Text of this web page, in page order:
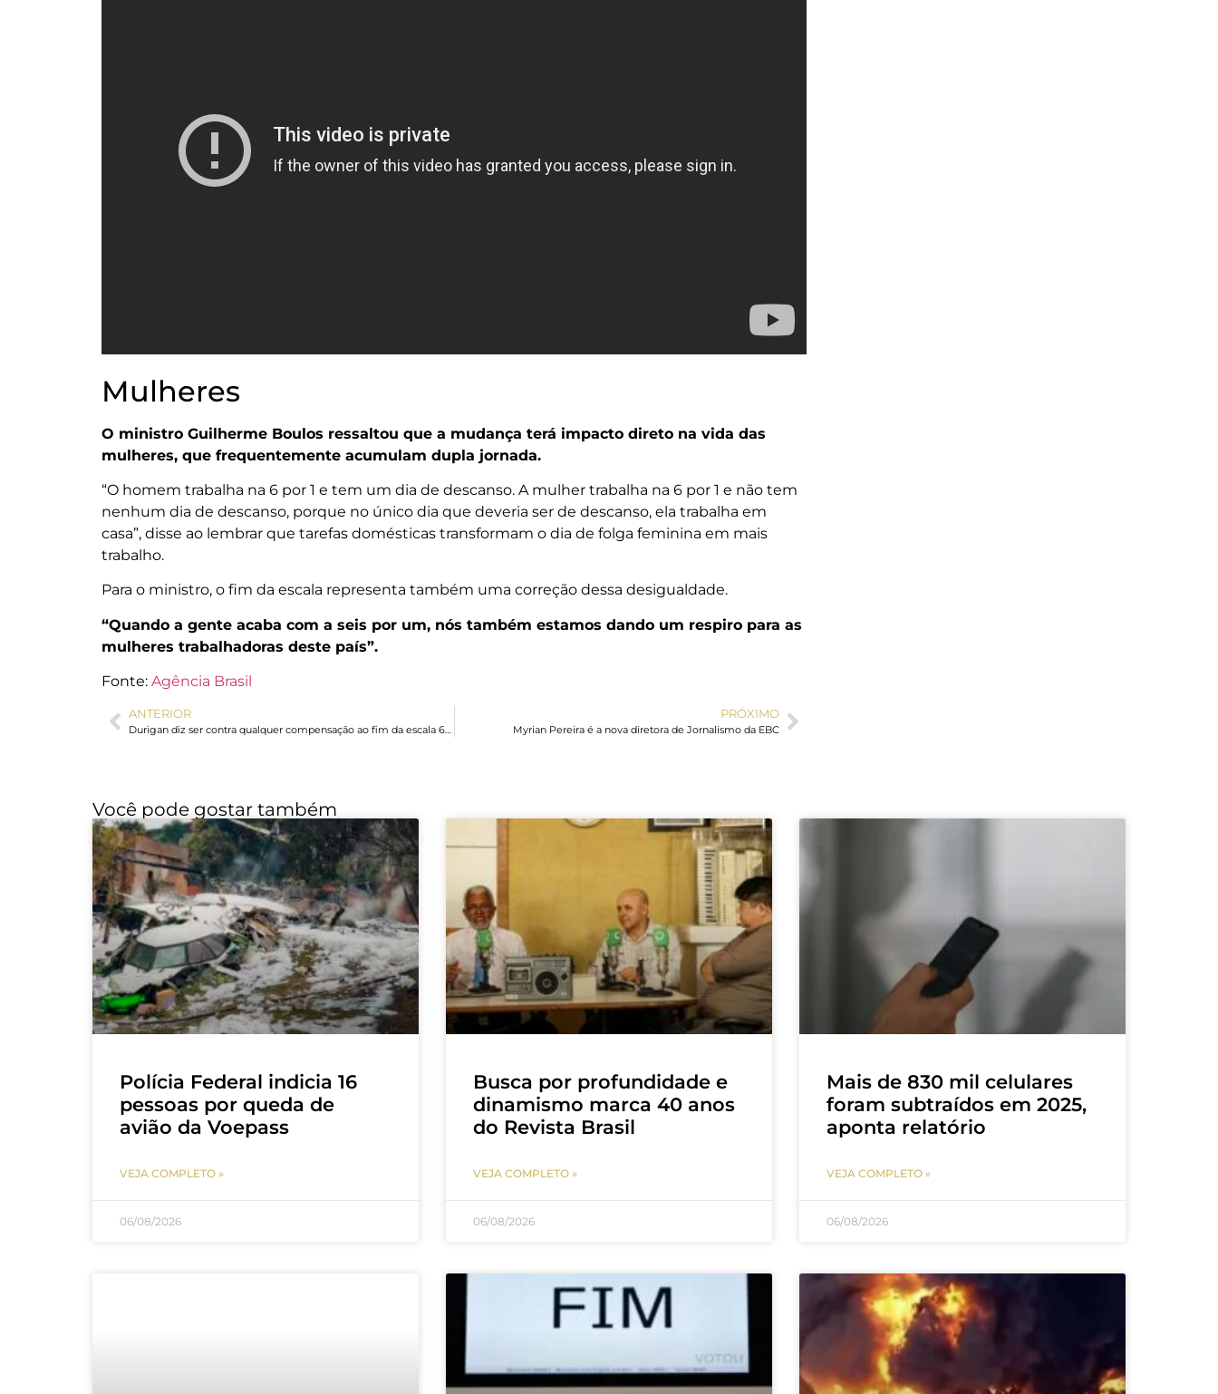
Mulheres
O ministro Guilherme Boulos ressaltou que a mudança terá impacto direto na vida das
mulheres, que frequentemente acumulam dupla jornada.
“O homem trabalha na 6 por 1 e tem um dia de descanso. A mulher trabalha na 6 por 1 e não tem
nenhum dia de descanso, porque no único dia que deveria ser de descanso, ela trabalha em
casa”, disse ao lembrar que tarefas domésticas transformam o dia de folga feminina em mais
trabalho.
Para o ministro, o fim da escala representa também uma correção dessa desigualdade.
“Quando a gente acaba com a seis por um, nós também estamos dando um respiro para as
mulheres trabalhadoras deste país”.
Fonte: Agência Brasil
ANTERIOR
Durigan diz ser contra qualquer compensação ao fim da escala 6×1
PRÓXIMO
Myrian Pereira é a nova diretora de Jornalismo da EBC
Você pode gostar também
Polícia Federal indicia 16
pessoas por queda de
avião da Voepass
VEJA COMPLETO »
06/08/2026
Busca por profundidade e
dinamismo marca 40 anos
do Revista Brasil
VEJA COMPLETO »
06/08/2026
Mais de 830 mil celulares
foram subtraídos em 2025,
aponta relatório
VEJA COMPLETO »
06/08/2026